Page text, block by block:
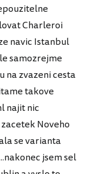
Charleroi
navic Istanbul
samozrejme
na zvazeni cesta
takove
najit nic
Noveho
se varianta
jsem sel